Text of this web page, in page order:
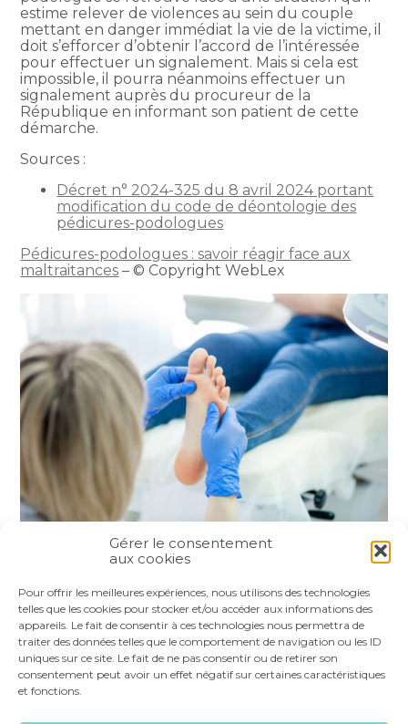
Gérer le consentement
aux cookies
Pour offrir les meilleures expériences, nous utilisons des technologies
telles que les cookies pour stocker et/ou accéder aux informations des
appareils. Le fait de consentir à ces technologies nous permettra de
traiter des données telles que le comportement de navigation ou les ID
uniques sur ce site. Le fait de ne pas consentir ou de retirer son
consentement peut avoir un effet négatif sur certaines caractéristiques
et fonctions.
estime relever de violences au sein du couple
mettant en danger immédiat la vie de la victime, il
doit s’efforcer d’obtenir l’accord de l’intéressée
pour effectuer un signalement. Mais si cela est
impossible, il pourra néanmoins effectuer un
signalement auprès du procureur de la
République en informant son patient de cette
démarche.
Sources :
Décret n° 2024-325 du 8 avril 2024 portant
modification du code de déontologie des
pédicures-podologues
Pédicures-podologues : savoir réagir face aux
maltraitances – © Copyright WebLex
FaceBook
TwitterLinkedIn